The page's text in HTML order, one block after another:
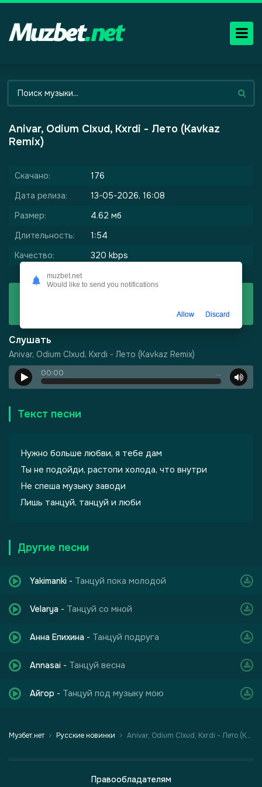
Anivar, Odium Clxud, Kxrdi - Лето (Kavkaz
Remix)
Скачано:
176
Дата релиза:
13-05-2026, 16:08
Размер:
4.62 мб
Длительность:
1:54
Качество:
320 kbps
Anivar, Odium Clxud, Kxrdi - Лето (Kavkaz Remix)
Слушать
Anivar, Odium Clxud, Kxrdi - Лето (Kavkaz Remix)
00:00 …
Текст песни
Нужно больше любви, я тебе дам
Ты не подойди, растопи холода, что внутри
Не спеша музыку заводи
Лишь танцуй, танцуй и люби
Другие песни
Yakimanki - Танцуй пока молодой
Velarya - Танцуй со мной
Анна Епихина - Танцуй подруга
Annasai - Танцуй весна
Айгор - Танцуй под музыку мою
Музбет.нет Русские новинки Anivar, Odium Clxud, Kxrdi - Лето (Kavkaz Remix)
Правообладателям
muzbet.net
Would like to send you notifications
Allow Discard